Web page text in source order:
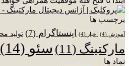
برچسب ها
آموزش (4) اخبار (4) اینستاگرام (7) تولید
مارکتینگ (11) سئو (14)
نماد ها